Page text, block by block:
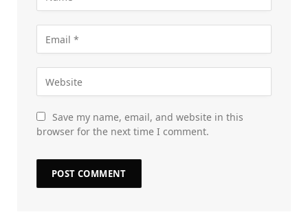
Save my name, email, and website in this
browser for the next time I comment.